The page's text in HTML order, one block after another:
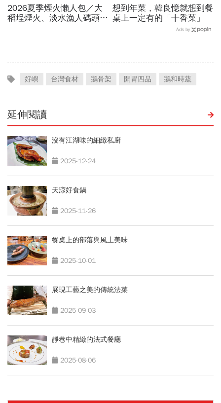
2026夏季煙火懶人包／大
稻埕煙火、淡水漁人碼頭、
想到年菜，韓良憶就想到餐
桌上一定有的「十香菜」
Ads by
好嶼 台灣食材 鵝骨架 開胃四品 鵝和時蔬
延伸閱讀
沒有江湖味的細緻私廚
2025-12-24
天涼好食鍋
2025-11-26
餐桌上的部落與風土美味
2025-10-01
展現工藝之美的傳統法菜
2025-09-03
靜巷中精緻的法式餐廳
2025-08-06